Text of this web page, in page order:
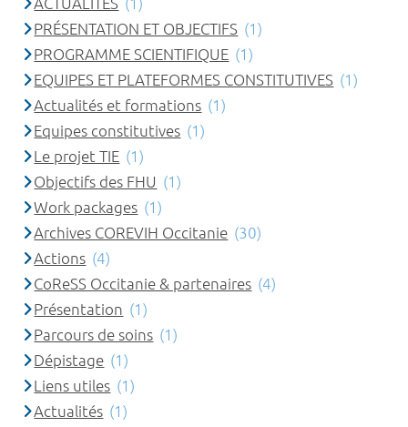
PRÉSENTATION ET OBJECTIFS (1)
PROGRAMME SCIENTIFIQUE (1)
EQUIPES ET PLATEFORMES CONSTITUTIVES (1)
Actualités et formations (1)
Equipes constitutives (1)
Le projet TIE (1)
Objectifs des FHU (1)
Work packages (1)
Archives COREVIH Occitanie (30)
Actions (4)
CoReSS Occitanie & partenaires (4)
Présentation (1)
Parcours de soins (1)
Dépistage (1)
Liens utiles (1)
Actualités (1)